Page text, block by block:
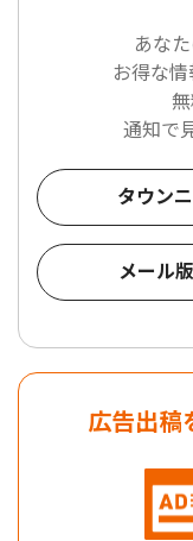
あな
お得な
通知で
タウン
メール
広告出稿